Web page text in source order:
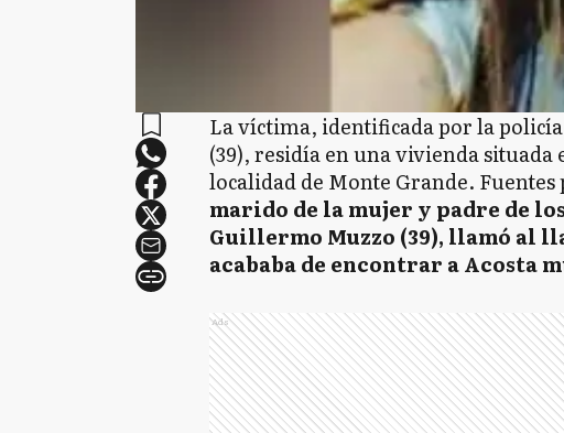
La víctima, identificada por la
(39), residía en una vivienda
localidad de Monte Grande.
marido de la mujer y padre de
Guillermo Muzzo (39), llamó al
acababa de encontrar a Acosta
Ads